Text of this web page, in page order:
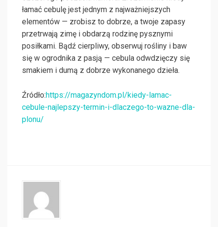
łamać cebulę jest jednym z najważniejszych
elementów — zrobisz to dobrze, a twoje zapasy
przetrwają zimę i obdarzą rodzinę pysznymi
posiłkami. Bądź cierpliwy, obserwuj rośliny i baw
się w ogrodnika z pasją — cebula odwdzięczy się
smakiem i dumą z dobrze wykonanego dzieła.
Źródło:https://magazyndom.pl/kiedy-lamac-
cebule-najlepszy-termin-i-dlaczego-to-wazne-dla-
plonu/